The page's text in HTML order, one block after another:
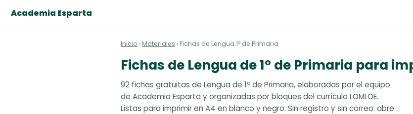
Academia Esparta
Inicio ›Materiales › Fichas de Lengua 1º de Primaria
Fichas de Lengua de 1º de Primaria para
92 fichas gratuitas de Lengua de 1º de Primaria, elaboradas por el equipo
de Academia Esparta y organizadas por bloques del currículo LOMLOE.
Listas para imprimir en A4 en blanco y negro. Sin registro y sin correo: abre